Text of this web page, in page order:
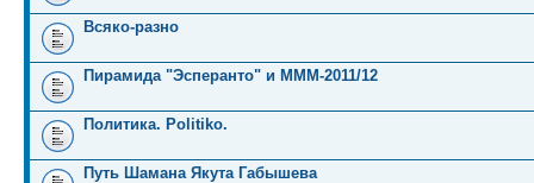
Всяко-разно
Пирамида "Эсперанто" и MMM-2011/12
Политика. Politiko.
Путь Шамана Якута Габышева